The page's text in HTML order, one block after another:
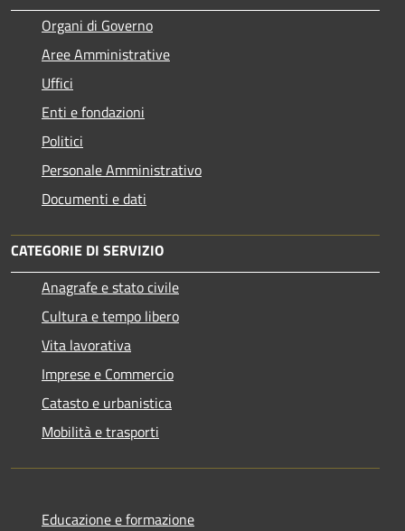
Organi di Governo
Aree Amministrative
Uffici
Enti e fondazioni
Politici
Personale Amministrativo
Documenti e dati
CATEGORIE DI SERVIZIO
Anagrafe e stato civile
Cultura e tempo libero
Vita lavorativa
Imprese e Commercio
Catasto e urbanistica
Mobilità e trasporti
Educazione e formazione